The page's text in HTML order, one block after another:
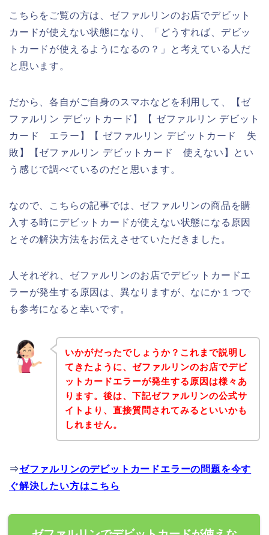
こちらをご覧の方は、ゼファルリンのお店でデビット
カードが使えない状態になり、「どうすれば、デビッ
トカードが使えるようになるの？」と考えている人だ
と思います。
だから、各自がご自身のスマホなどを利用して、【ゼ
ファルリン デビットカード】【 ゼファルリン デビット
カード エラー】【 ゼファルリン デビットカード 失
敗】【ゼファルリン デビットカード 使えない】とい
う感じで調べているのだと思います。
なので、こちらの記事では、ゼファルリンの商品を購
入する時にデビットカードが使えない状態になる原因
とその解決方法をお伝えさせていただきました。
人それぞれ、ゼファルリンのお店でデビットカードエ
ラーが発生する原因は、異なりますが、なにか１つで
も参考になると幸いです。
いかがだったでしょうか？これまで説明し
てきたように、ゼファルリンのお店でデビ
ットカードエラーが発生する原因は様々あ
ります。後は、下記ゼファルリンの公式サ
イトより、直接質問されてみるといいかも
しれません。
⇒ゼファルリンのデビットカードエラーの問題を今す
ぐ解決したい方はこちら